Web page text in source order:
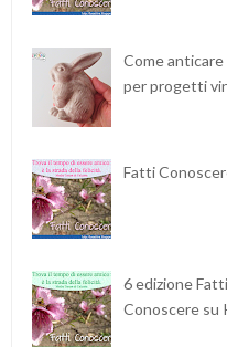
PANINI AL LATTE SOFFICI
FATTI IN CA...
Come
per progetti
Fatti
6 edizione Fatti
Conoscere su